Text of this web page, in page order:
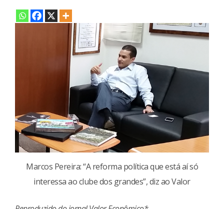
Marcos Pereira: “A reforma política que está aí só
interessa ao clube dos grandes”, diz ao Valor